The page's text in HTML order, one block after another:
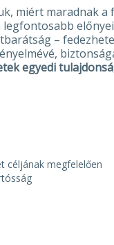
miért maradnak
legfontosabb
–
egyedi
céljának megfelelően